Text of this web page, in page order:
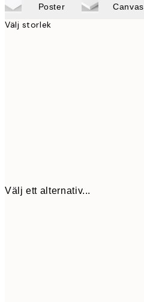
Poster Canvas
Välj storlek
Välj ett alternativ...